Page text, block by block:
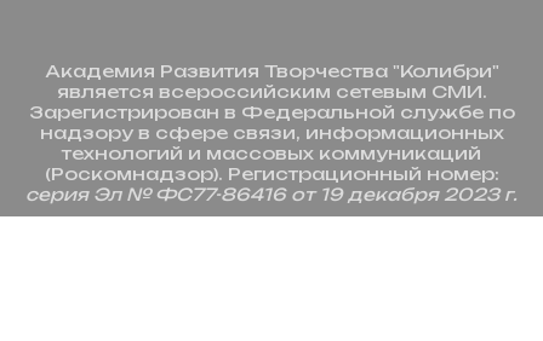
Академия Развития Творчества "Колибри"
является всероссийским сетевым СМИ.
Зарегистрирован в Федеральной службе по
надзору в сфере связи, информационных
технологий и массовых коммуникаций
(Роскомнадзор). Регистрационный номер:
серия Эл № ФС77-86416 от 19 декабря 2023 г.